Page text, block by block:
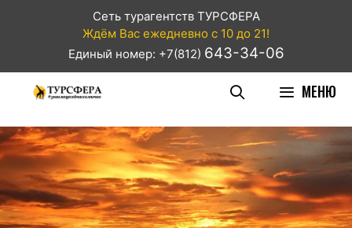
Сеть турагентств ТУРСФЕРА
Ждём Вас ежедневно с 10 до 21!
Единый номер: +7(812) 643-34-06
МЕНЮ